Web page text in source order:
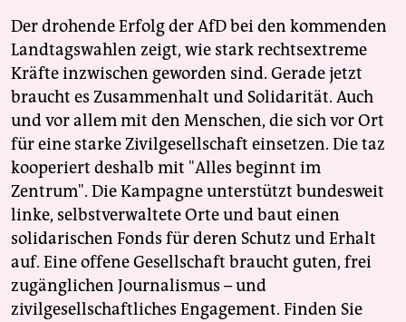
Der drohende Erfolg der AfD bei den kommenden
Landtagswahlen zeigt, wie stark rechtsextreme
Kräfte inzwischen geworden sind. Gerade jetzt
braucht es Zusammenhalt und Solidarität. Auch
und vor allem mit den Menschen, die sich vor Ort
für eine starke Zivilgesellschaft einsetzen. Die taz
kooperiert deshalb mit "Alles beginnt im
Zentrum". Die Kampagne unterstützt bundesweit
linke, selbstverwaltete Orte und baut einen
solidarischen Fonds für deren Schutz und Erhalt
auf. Eine offene Gesellschaft braucht guten, frei
zugänglichen Journalismus – und
zivilgesellschaftliches Engagement. Finden Sie